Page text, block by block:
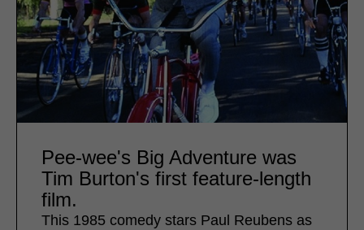
Pee-wee's Big Adventure was
Tim Burton's first feature-length
film.
This 1985 comedy stars Paul Reubens as